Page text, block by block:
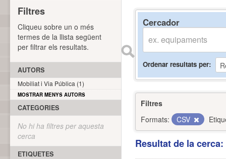
Cercador
Ordenar resultats per
Filtres
Formats:
CSV
Resultat de la
Filtres
Cliqueu sobre un o més
termes de la llista següent
per filtrar els resultats.
AUTORS
Mobiliat i Via Pública (1)
MOSTRAR MENYS AUTORS
CATEGORIES
No hi ha filtres per aquesta
cerca
ETIQUETES